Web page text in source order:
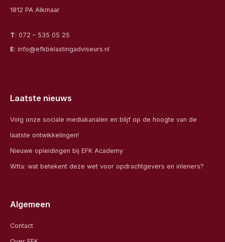
1812 PA Alkmaar
T: 072 – 535 05 25
E: info@efkbelastingadviseurs.nl
Laatste nieuws
Volg onze sociale mediakanalen en blijf op de hoogte van de
laatste ontwikkelingen!
Nieuwe opleidingen bij EFK Academy
Wtta: wat betekent deze wet voor opdrachtgevers en inleners?
Algemeen
Contact